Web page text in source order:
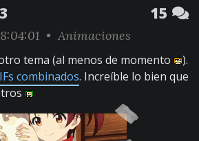
15
• Animaciones
tema (al menos de momento
).
combinados. Increíble lo bien que